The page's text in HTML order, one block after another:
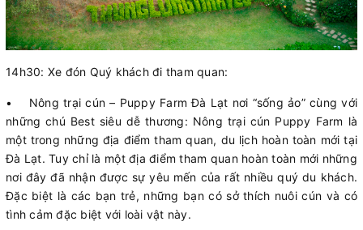
14h30: Xe đón Quý khách đi tham quan:
• Nông trại cún – Puppy Farm Đà Lạt nơi “sống ảo” cùng với
những chú Best siêu dễ thương: Nông trại cún Puppy Farm là
một trong những địa điểm tham quan, du lịch hoàn toàn mới tại
Đà Lạt. Tuy chỉ là một địa điểm tham quan hoàn toàn mới những
nơi đây đã nhận được sự yêu mến của rất nhiều quý du khách.
Đặc biệt là các bạn trẻ, những bạn có sở thích nuôi cún và có
tình cảm đặc biệt với loài vật này.